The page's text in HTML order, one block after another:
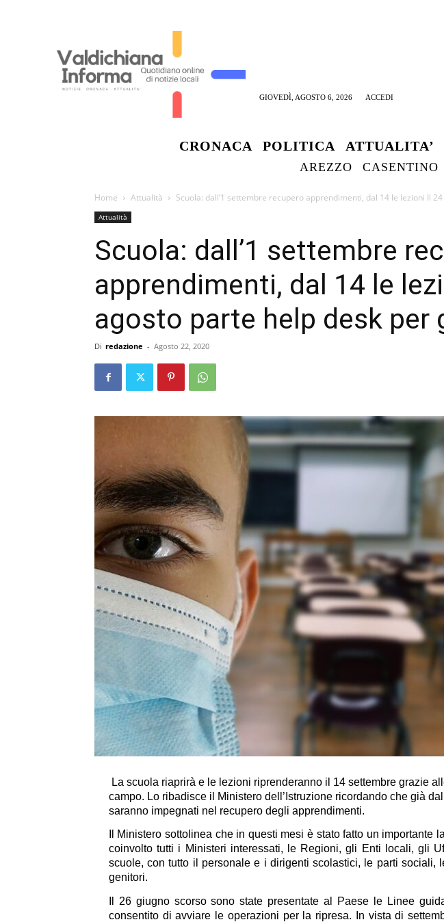
GIOVEDÌ, AGOSTO 6, 2026 ACCEDI
CRONACA POLITICA ATTUALITA’
AREZZO CASENTINO
Home Attualità Scuola: dall’1 settembre recupero apprendimenti, dal 14 le lezioni Il
Attualità
Scuola: dall’1 settembre
apprendimenti, dal 14 le
agosto parte help desk per
Di redazione - Agosto 22, 2020
La scuola riaprirà e le lezioni riprenderanno il 14 settembre grazie
campo. Lo ribadisce il Ministero dell’Istruzione ricordando che già
saranno impegnati nel recupero degli apprendimenti.
Il Ministero sottolinea che in questi mesi è stato fatto un importante
coinvolto tutti i Ministeri interessati, le Regioni, gli Enti locali, gli
scuole, con tutto il personale e i dirigenti scolastici, le parti sociali,
genitori.
Il 26 giugno scorso sono state presentate al Paese le Linee
consentito di avviare le operazioni per la ripresa. In vista di